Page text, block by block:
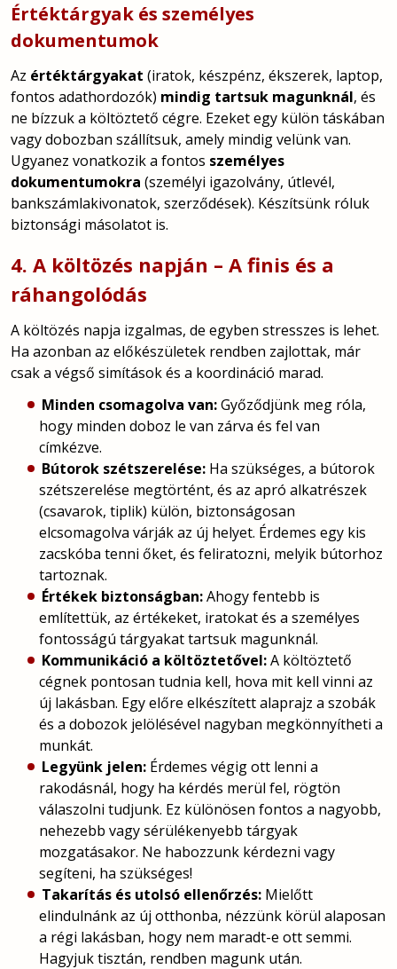
Értéktárgyak és személyes
dokumentumok
Az értéktárgyakat (iratok, készpénz, ékszerek, laptop,
fontos adathordozók) mindig tartsuk magunknál, és
ne bízzuk a költöztető cégre. Ezeket egy külön táskában
vagy dobozban szállítsuk, amely mindig velünk van.
Ugyanez vonatkozik a fontos személyes
dokumentumokra (személyi igazolvány, útlevél,
bankszámlakivonatok, szerződések). Készítsünk róluk
biztonsági másolatot is.
4. A költözés napján – A finis és a
ráhangolódás
A költözés napja izgalmas, de egyben stresszes is lehet.
Ha azonban az előkészületek rendben zajlottak, már
csak a végső simítások és a koordináció marad.
Minden csomagolva van:Győződjünk meg róla,
hogy minden doboz le van zárva és fel van
címkézve.
Bútorok szétszerelése: Ha szükséges, a bútorok
szétszerelése megtörtént, és az apró alkatrészek
(csavarok, tiplik) külön, biztonságosan
elcsomagolva várják az új helyet. Érdemes egy kis
zacskóba tenni őket, és feliratozni, melyik bútorhoz
tartoznak.
Értékek biztonságban:Ahogy fentebb is
említettük, az értékeket, iratokat és a személyes
fontosságú tárgyakat tartsuk magunknál.
Kommunikáció a költöztetővel:A költöztető
cégnek pontosan tudnia kell, hova mit kell vinni az
új lakásban. Egy előre elkészített alaprajz a szobák
és a dobozok jelölésével nagyban megkönnyítheti a
munkát.
Legyünk jelen: Érdemes végig ott lenni a
rakodásnál, hogy ha kérdés merül fel, rögtön
válaszolni tudjunk. Ez különösen fontos a nagyobb,
nehezebb vagy sérülékenyebb tárgyak
mozgatásakor. Ne habozzunk kérdezni vagy
segíteni, ha szükséges!
Takarítás és utolsó ellenőrzés: Mielőtt
elindulnánk az új otthonba, nézzünk körül alaposan
a régi lakásban, hogy nem maradt-e ott semmi.
Hagyjuk tisztán, rendben magunk után.